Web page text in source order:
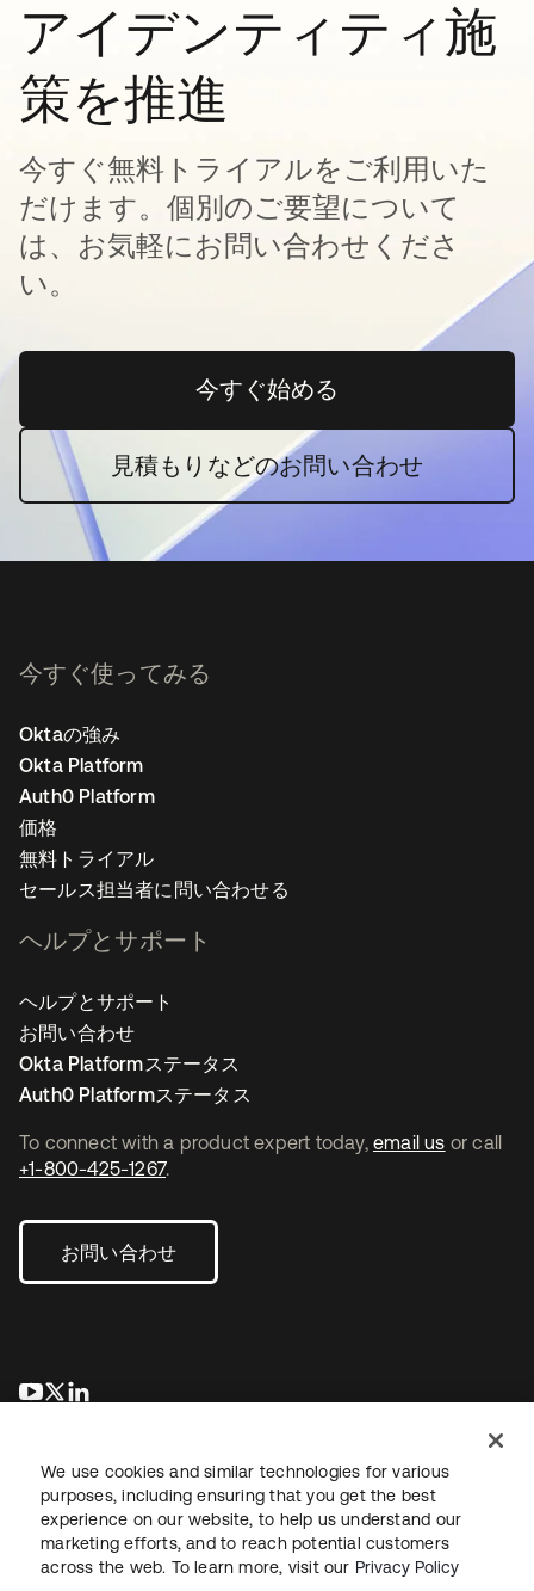
アイデンティティ施
策を推進
今すぐ無料トライアルをご利用いた
だけます。個別のご要望について
は、お気軽にお問い合わせくださ
い。
今すぐ始める新しいタブで開く
見積もりなどのお問い合わせ
To connect with a product expert today, email us or call
+1-800-425-1267.
お問い合わせ
新しいタブで開く
新しいタブで開く
今すぐ使ってみる
Oktaの強み
Okta Platform
Auth0 Platform
価格
無料トライアル
セールス担当者に問い合わせる
ヘルプとサポート
ヘルプとサポート
お問い合わせ
Okta Platformステータス
Auth0 Platformステータス
法務プライバシーポリシーサイト利用規約セキュリティ
We use cookies and similar technologies for various
purposes, including ensuring that you get the best
experience on our website, to help us understand our
marketing efforts, and to reach potential customers
across the web. To learn more, visit our Privacy Policy